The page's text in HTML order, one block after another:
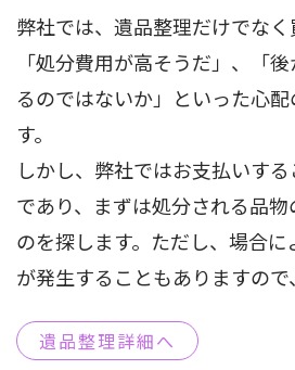
弊社では、遺品整理だけでなく
「処分費用が高そうだ」、「
るのではないか」といった心
す。
しかし、弊社ではお支払いす
であり、まずは処分される品
のを探します。ただし、場合
が発生することもありますので
遺品整理詳細へ